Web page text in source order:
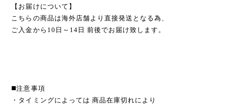
【お届けについて】
こちらの商品は海外店舗より直接発送となる為、
ご入金から10日～14日 前後でお届け致します。
◼️注意事項
・タイミングによっては 商品在庫切れにより